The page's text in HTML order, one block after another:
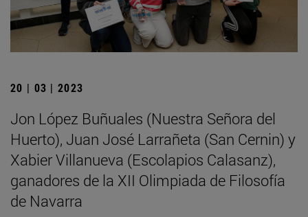
20 | 03 | 2023
Jon López Buñuales (Nuestra Señora del
Huerto), Juan José Larrañeta (San Cernin) y
Xabier Villanueva (Escolapios Calasanz),
ganadores de la XII Olimpiada de Filosofía
de Navarra